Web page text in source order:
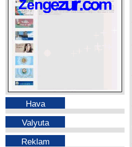
Hava
Valyuta
Reklam